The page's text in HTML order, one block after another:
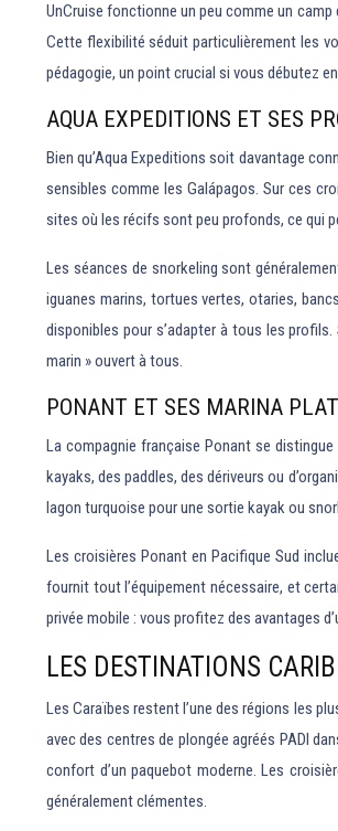
UnCruise fonctionne un peu comme un
Cette flexibilité séduit particulièrement les
pédagogie, un point crucial si vous débutez
AQUA EXPEDITIONS ET SES
Bien qu’Aqua Expeditions soit davantage
sensibles comme les Galápagos. Sur ces
sites où les récifs sont peu profonds, ce qui
Les séances de snorkeling sont
iguanes marins, tortues vertes, otaries,
disponibles pour s’adapter à tous les
marin » ouvert à tous.
PONANT ET SES MARINA
La compagnie française Ponant se
kayaks, des paddles, des dériveurs ou
lagon turquoise pour une sortie kayak ou
Les croisières Ponant en Pacifique Sud
fournit tout l’équipement nécessaire, et
privée mobile : vous profitez des avantages
LES DESTINATIONS
Les Caraïbes restent l’une des régions les
avec des centres de plongée agréés PADI
confort d’un paquebot moderne. Les
généralement clémentes.